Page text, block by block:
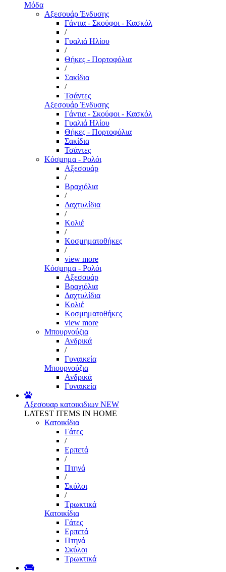
Μόδα
Αξεσουάρ Ένδυσης
Γάντια - Σκούφοι - Κασκόλ
/
Γυαλιά Ηλίου
/
Θήκες - Πορτοφόλια
/
Σακίδια
/
Τσάντες
Αξεσουάρ Ένδυσης
Γάντια - Σκούφοι - Κασκόλ
Γυαλιά Ηλίου
Θήκες - Πορτοφόλια
Σακίδια
Τσάντες
Κόσμημα - Ρολόι
Αξεσουάρ
/
Βραχιόλια
/
Δαχτυλίδια
/
Κολιέ
/
Κοσμηματοθήκες
/
view more
Κόσμημα - Ρολόι
Αξεσουάρ
Βραχιόλια
Δαχτυλίδια
Κολιέ
Κοσμηματοθήκες
view more
Μπουρνούζια
Ανδρικά
/
Γυναικεία
Μπουρνούζια
Ανδρικά
Γυναικεία
Αξεσουαρ κατοικιδιων NEW
LATEST ITEMS IN HOME
Κατοικίδια
Γάτες
/
Ερπετά
/
Πτηνά
/
Σκύλοι
/
Τρωκτικά
Κατοικίδια
Γάτες
Ερπετά
Πτηνά
Σκύλοι
Τρωκτικά